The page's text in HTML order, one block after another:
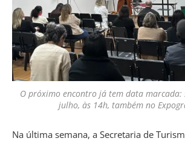
O próximo encontro já tem data marcada:
julho, às 14h, também no
Na última semana, a Secretaria de